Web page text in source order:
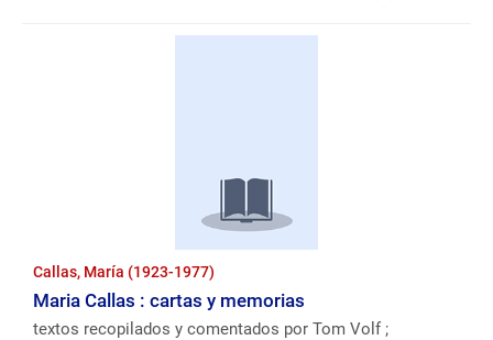
Callas, María (1923-1977)
Maria Callas : cartas y memorias
textos recopilados y comentados por Tom Volf ;